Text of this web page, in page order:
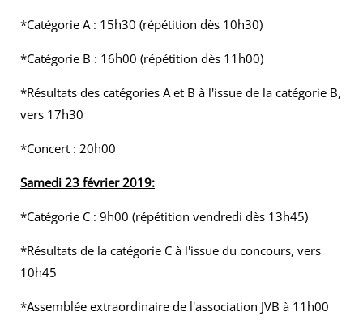
*Catégorie A : 15h30 (répétition dès 10h30)
*Catégorie B : 16h00 (répétition dès 11h00)
*Résultats des catégories A et B à l'issue de la catégorie B,
vers 17h30
*Concert : 20h00
Samedi 23 février 2019:
*Catégorie C : 9h00 (répétition vendredi dès 13h45)
*Résultats de la catégorie C à l'issue du concours, vers
10h45
*Assemblée extraordinaire de l'association JVB à 11h00